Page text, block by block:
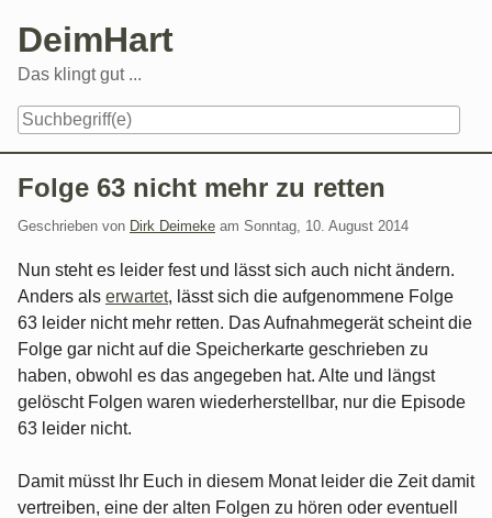
content
DeimHart
Das klingt gut ...
Folge 63 nicht mehr zu retten
Geschrieben von Dirk Deimeke am Sonntag, 10. August 2014
Nun steht es leider fest und lässt sich auch nicht ändern.
Anders als erwartet, lässt sich die aufgenommene Folge
63 leider nicht mehr retten. Das Aufnahmegerät scheint die
Folge gar nicht auf die Speicherkarte geschrieben zu
haben, obwohl es das angegeben hat. Alte und längst
gelöscht Folgen waren wiederherstellbar, nur die Episode
63 leider nicht.
Damit müsst Ihr Euch in diesem Monat leider die Zeit damit
vertreiben, eine der alten Folgen zu hören oder eventuell